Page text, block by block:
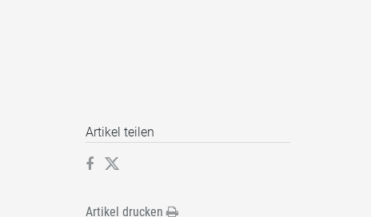
Artikel teilen
Artikel drucken